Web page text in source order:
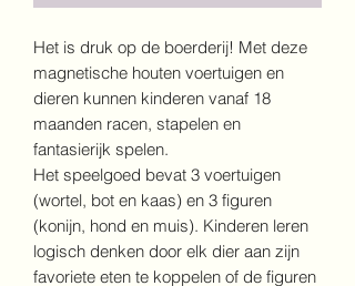
Het is druk op de boerderij! Met deze
magnetische houten voertuigen en
dieren kunnen kinderen vanaf 18
maanden racen, stapelen en
fantasierijk spelen.
Het speelgoed bevat 3 voertuigen
(wortel, bot en kaas) en 3 figuren
(konijn, hond en muis). Kinderen leren
logisch denken door elk dier aan zijn
favoriete eten te koppelen of de figuren